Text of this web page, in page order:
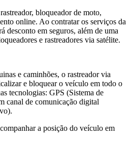
bloqueador de moto,
online. Ao contratar os serviços da
desconto em seguros, além de uma
e rastreadores via satélite.
e caminhões, o rastreador via
e bloquear o veículo em todo o
tecnologias: GPS (Sistema de
canal de comunicação digital
a posição do veículo em